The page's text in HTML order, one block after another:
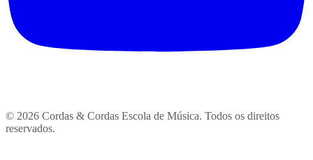
© 2026 Cordas & Cordas Escola de Música. Todos os direitos
reservados.